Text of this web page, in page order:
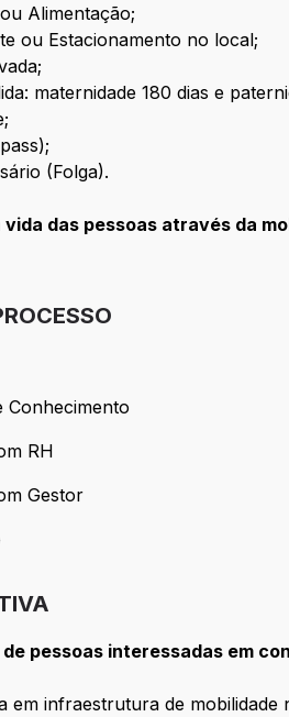
Alimentação;
ou Estacionamento no local;
maternidade 180 dias e
(Folga).
vida das pessoas através da
de Conhecimento
Conhecimento
com RH
RH
com Gestor
Gestor
pessoas interessadas em
em infraestrutura de